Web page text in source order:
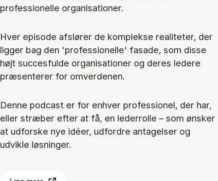
professionelle organisationer.
Hver episode afslører de komplekse realiteter, der
ligger bag den 'professionelle' fasade, som disse
højt succesfulde organisationer og deres ledere
præsenterer for omverdenen.
Denne podcast er for enhver professionel, der har,
eller stræber efter at få, en lederrolle – som ønsker
at udforske nye idéer, udfordre antagelser og
udvikle løsninger.